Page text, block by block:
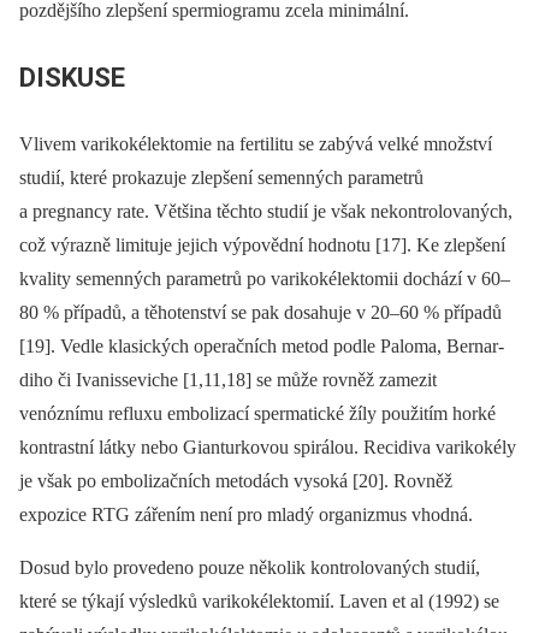
pozdějšího zlepšení spermiogramu zcela minimální.
DISKUSE
Vlivem varikokélektomie na fertilitu se zabývá velké množství
studií, které prokazuje zlepšení semenných parametrů
a pregnancy rate. Většina těchto studií je však nekontrolovaných,
což výrazně limituje jejich výpovědní hodnotu [17]. Ke zlepšení
kvality semenných parametrů po varikokélektomii dochází v 60–
80 % případů, a těhotenství se pak dosahuje v 20–60 % případů
[19]. Vedle klasických operačních metod podle Paloma, Bernar­
diho či Ivanisseviche [1,11,18] se může rovněž zamezit
venóznímu refluxu embolizací spermatické žíly použitím horké
kontrastní látky nebo Gianturkovou spirálou. Recidiva varikokély
je však po embolizačních metodách vysoká [20]. Rovněž
expozice RTG zářením není pro mladý organizmus vhodná.
Dosud bylo provedeno pouze několik kontrolovaných studií,
které se týkají výsledků varikokélektomií. Laven et al (1992) se